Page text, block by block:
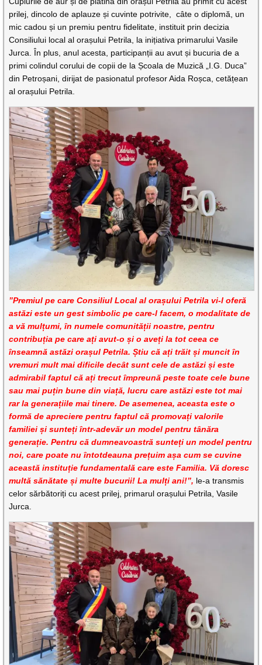
prilej, dincolo de aplauze și cuvinte potrivite, câte o diplomă, un
mic cadou și un premiu pentru fidelitate, instituit prin decizia
Consiliului local al orașului Petrila, la inițiativa primarului Vasile
Jurca. În plus, anul acesta, participanții au avut și bucuria de a
primi colindul corului de copii de la Școala de Muzică „I.G. Duca”
din Petroșani, dirijat de pasionatul profesor Aida Roșca, cetățean
al orașului Petrila.
”Premiul pe care Consiliul Local al orașului Petrila vi-l oferă
astăzi este un gest simbolic pe care-l facem, o modalitate de
a vă mulțumi, în numele comunității noastre, pentru
contribuția pe care ați avut-o și o aveți la tot ceea ce
înseamnă astăzi orașul Petrila. Știu că ați trăit și muncit în
vremuri mult mai dificile decât sunt cele de astăzi și este
admirabil faptul că ați trecut împreună peste toate cele bune
sau mai puțin bune din viață, lucru care astăzi este tot mai
rar la generațiile mai tinere. De asemenea, aceasta este o
formă de apreciere pentru faptul că promovați valorile
familiei și sunteți într-adevăr un model pentru tânăra
generație. Pentru că dumneavoastră sunteți un model pentru
noi, care poate nu întotdeauna prețuim așa cum se cuvine
această instituție fundamentală care este Familia. Vă doresc
multă sănătate și multe bucurii! La mulți ani!”, le-a transmis
celor sărbătoriți cu acest prilej, primarul orașului Petrila, Vasile
Jurca.